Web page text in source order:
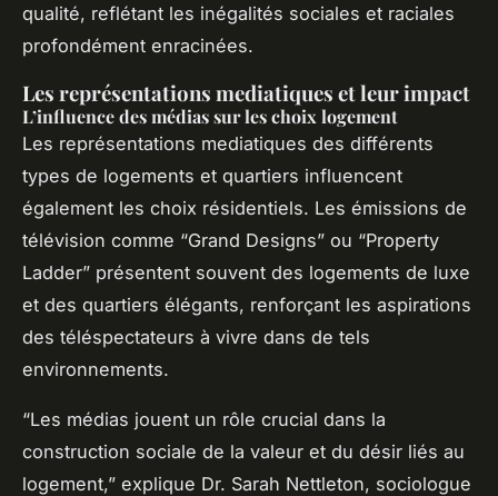
qualité, reflétant les inégalités sociales et raciales
profondément enracinées.
Les représentations mediatiques et leur impact
L’influence des médias sur les choix logement
Les représentations mediatiques des différents
types de logements et quartiers influencent
également les choix résidentiels. Les émissions de
télévision comme “Grand Designs” ou “Property
Ladder” présentent souvent des logements de luxe
et des quartiers élégants, renforçant les aspirations
des téléspectateurs à vivre dans de tels
environnements.
“Les médias jouent un rôle crucial dans la
construction sociale de la valeur et du désir liés au
logement,” explique Dr. Sarah Nettleton, sociologue